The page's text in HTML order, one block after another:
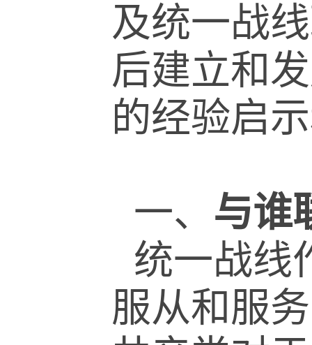
及统一战
后建立和
的经验启
一、 与谁
统一战线
服从和服